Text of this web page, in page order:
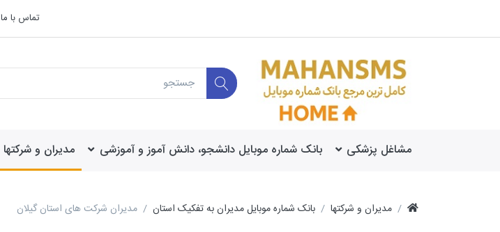
تماس با ما
مشاغل پزشکی بانک شماره موبایل دانشجو، دانش آموز و آموزشی مدیران و شرکتها
مدیران و شرکتها بانک شماره موبایل مدیران به تفکیک استان مدیران شرکت های استان گیلان